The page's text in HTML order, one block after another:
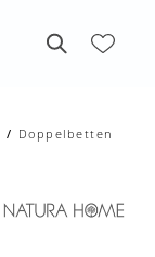
Doppelbetten